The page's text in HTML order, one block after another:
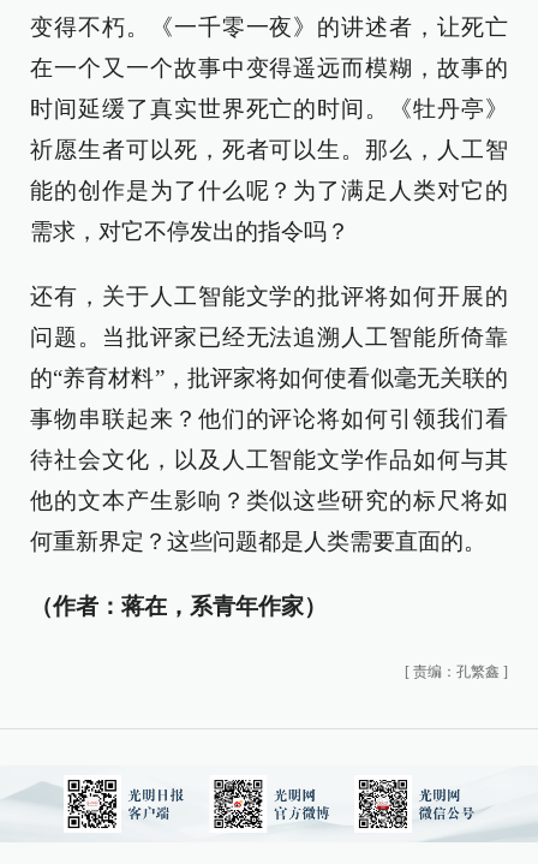
变得不朽。《一千零一夜》的讲述者，让死亡
在一个又一个故事中变得遥远而模糊，故事的
时间延缓了真实世界死亡的时间。《牡丹亭》
祈愿生者可以死，死者可以生。那么，人工智
能的创作是为了什么呢？为了满足人类对它的
需求，对它不停发出的指令吗？
还有，关于人工智能文学的批评将如何开展的
问题。当批评家已经无法追溯人工智能所倚靠
的“养育材料”，批评家将如何使看似毫无关联的
事物串联起来？他们的评论将如何引领我们看
待社会文化，以及人工智能文学作品如何与其
他的文本产生影响？类似这些研究的标尺将如
何重新界定？这些问题都是人类需要直面的。
（作者：蒋在，系青年作家）
[ 责编：孔繁鑫 ]